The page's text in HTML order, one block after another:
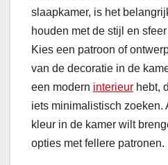
slaapkamer, is het
houden met de stijl en
Kies een patroon of
van de decoratie in de
een modern interieur hebt,
iets minimalistisch zoeken.
kleur in de kamer wilt
opties met fellere patronen.